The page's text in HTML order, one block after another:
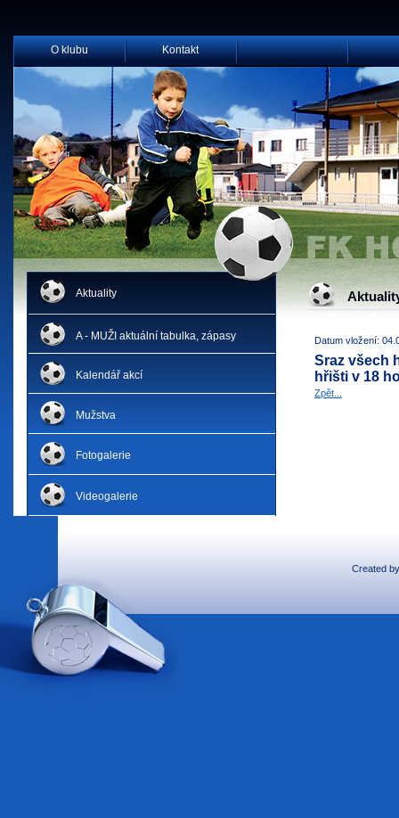
O klubu Kontakt
Aktuality
A - MUŽI aktuální tabulka, zápasy
Kalendář akcí
Mužstva
Fotogalerie
Videogalerie
Datum vložení:
Sraz všech
hřišti v 18
Zpět...
Created